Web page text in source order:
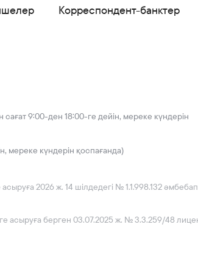
Корреспондент-банктер
9:00-ден 18:00-ге дейін, мереке күндерін
мереке күндерін қоспағанда)
2026 ж. 14 шілдедегі № 1.1.998.132 әмбебап
асыруға берген 03.07.2025 ж. № 3.3.259/48